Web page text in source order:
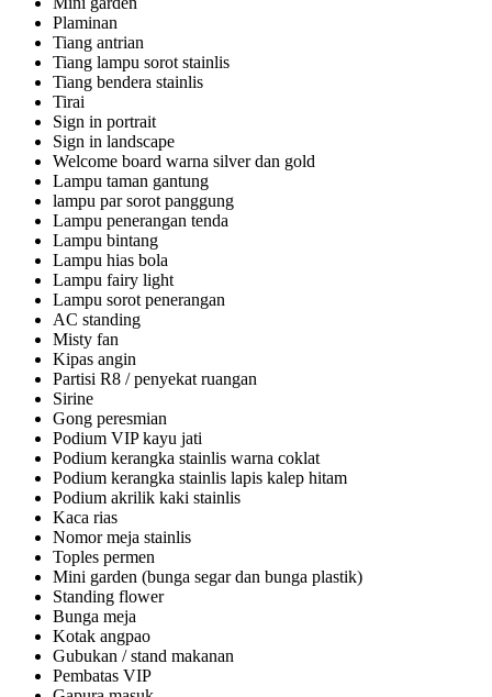
Plaminan
Tiang antrian
Tiang lampu sorot stainlis
Tiang bendera stainlis
Tirai
Sign in portrait
Sign in landscape
Welcome board warna silver dan gold
Lampu taman gantung
lampu par sorot panggung
Lampu penerangan tenda
Lampu bintang
Lampu hias bola
Lampu fairy light
Lampu sorot penerangan
AC standing
Misty fan
Kipas angin
Partisi R8 / penyekat ruangan
Sirine
Gong peresmian
Podium VIP kayu jati
Podium kerangka stainlis warna coklat
Podium kerangka stainlis lapis kalep hitam
Podium akrilik kaki stainlis
Kaca rias
Nomor meja stainlis
Toples permen
Mini garden (bunga segar dan bunga plastik)
Standing flower
Bunga meja
Kotak angpao
Gubukan / stand makanan
Pembatas VIP